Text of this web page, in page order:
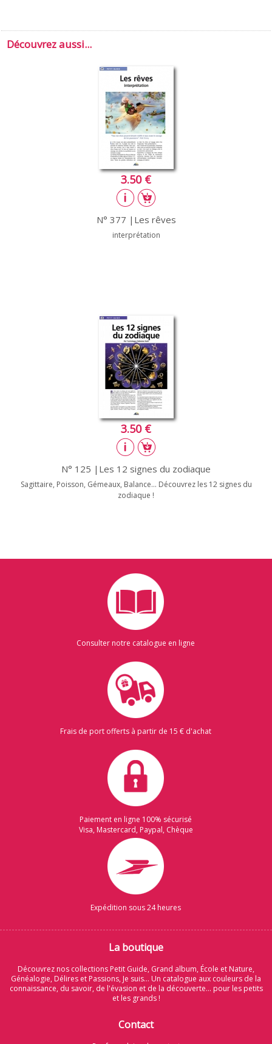
Découvrez aussi...
3.50 €
N° 377 |Les rêves
interprétation
3.50 €
N° 125 |Les 12 signes du zodiaque
Sagittaire, Poisson, Gémeaux, Balance... Découvrez les 12 signes du
zodiaque !
Consulter notre catalogue en ligne
Frais de port offerts à partir de 15 € d'achat
Paiement en ligne 100% sécurisé
Visa, Mastercard, Paypal, Chèque
Expédition sous 24 heures
La boutique
Découvrez nos collections Petit Guide, Grand album, École et Nature,
Généalogie, Délires et Passions, Je suis... Un catalogue aux couleurs de la
connaissance, du savoir, de l'évasion et de la découverte... pour les petits
et les grands !
Contact